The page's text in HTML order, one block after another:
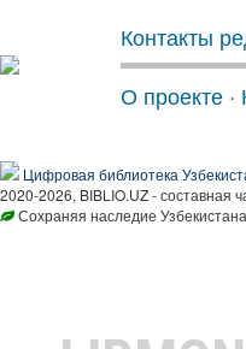
Контакты
О проекте ·
Цифровая библиотека
2020-2026, BIBLIO.UZ - составная
Сохраняя наследие Узбекистана